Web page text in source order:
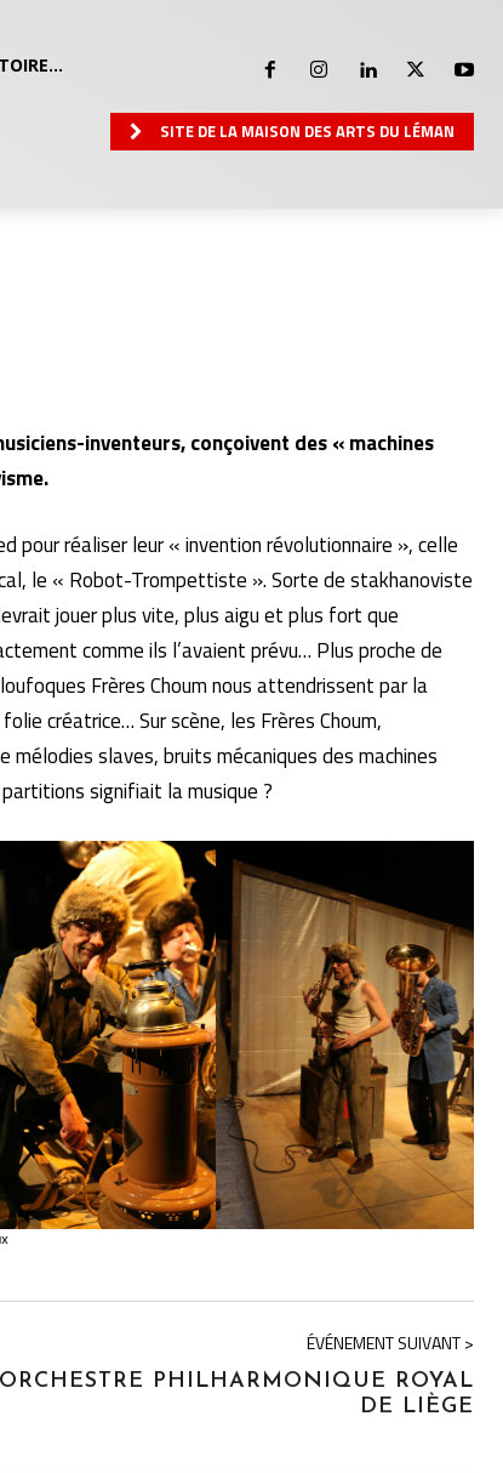
SITE DE LA MAISON DES ARTS DU LÉMAN
inventeurs, conçoivent des « machines
pour réaliser leur « invention révolutionnaire », celle
le « Robot-Trompettiste ». Sorte de stakhanoviste
jouer plus vite, plus aigu et plus fort que
comme ils l’avaient prévu… Plus proche de
Frères Choum nous attendrissent par la
créatrice… Sur scène, les Frères Choum,
slaves, bruits mécaniques des machines
signifiait la musique ?
ÉVÉNEMENT SUIVANT >
ORCHESTRE PHILHARMONIQUE ROYAL
DE LIÈGE